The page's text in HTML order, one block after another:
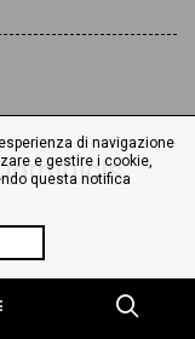
per un
di navigazione
e gestire i cookie,
questa notifica